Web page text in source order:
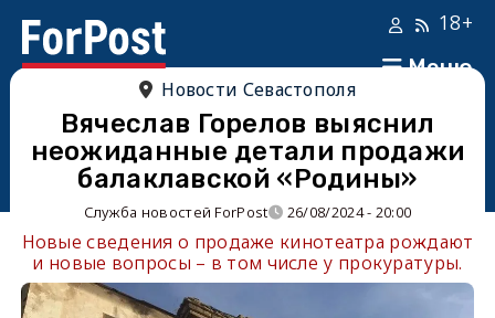
Меню
18+
Новости Севастополя
Вячеслав Горелов выяснил
неожиданные детали продажи
балаклавской «Родины»
Служба новостей ForPost 26/08/2024 - 20:00
Новые сведения о продаже кинотеатра рождают
и новые вопросы – в том числе у прокуратуры.